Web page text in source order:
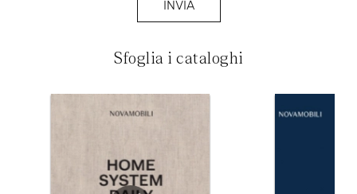
Sfoglia i cataloghi
INVIA